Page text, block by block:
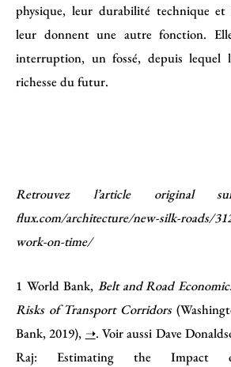
physique, leur durabilité technique
leur donnent une autre fonction.
interruption, un fossé, depuis lequel
richesse du futur.
Retrouvez l’article original
flux.com/architecture/new-silk-roads/
work-on-time/
1 World Bank, Belt and Road
Risks of Transport Corridors
Bank, 2019), ➝. Voir aussi Dave
Raj: Estimating the Impact